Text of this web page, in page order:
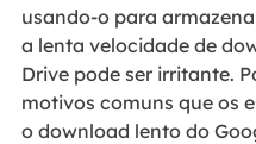
usando-o para
a lenta velocidade de
Drive pode ser irritante.
motivos comuns que os
o download lento do